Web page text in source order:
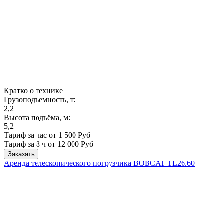
Кратко о технике
Грузоподъемность, т:
2,2
Высота подъёма, м:
5,2
Тариф за час от 1 500 Руб
Тариф за 8 ч от 12 000 Руб
Заказать
Аренда телескопического погрузчика BOBCAT TL26.60